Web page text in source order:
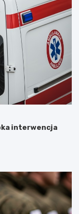
interwencja